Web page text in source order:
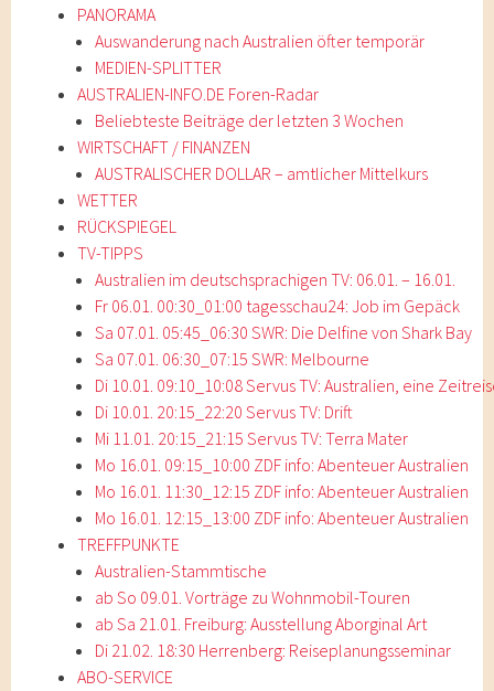
PANORAMA
Auswanderung nach Australien öfter temporär
MEDIEN-SPLITTER
AUSTRALIEN-INFO.DE Foren-Radar
Beliebteste Beiträge der letzten 3 Wochen
WIRTSCHAFT / FINANZEN
AUSTRALISCHER DOLLAR – amtlicher Mittelkurs
WETTER
RÜCKSPIEGEL
TV-TIPPS
Australien im deutschsprachigen TV: 06.01. – 16.01.
Fr 06.01. 00:30_01:00 tagesschau24: Job im Gepäck
Sa 07.01. 05:45_06:30 SWR: Die Delfine von Shark Bay
Sa 07.01. 06:30_07:15 SWR: Melbourne
Di 10.01. 09:10_10:08 Servus TV: Australien, eine
Di 10.01. 20:15_22:20 Servus TV: Drift
Mi 11.01. 20:15_21:15 Servus TV: Terra Mater
Mo 16.01. 09:15_10:00 ZDF info: Abenteuer Australien
Mo 16.01. 11:30_12:15 ZDF info: Abenteuer Australien
Mo 16.01. 12:15_13:00 ZDF info: Abenteuer Australien
TREFFPUNKTE
Australien-Stammtische
ab So 09.01. Vorträge zu Wohnmobil-Touren
ab Sa 21.01. Freiburg: Ausstellung Aborginal Art
Di 21.02. 18:30 Herrenberg: Reiseplanungsseminar
ABO-SERVICE